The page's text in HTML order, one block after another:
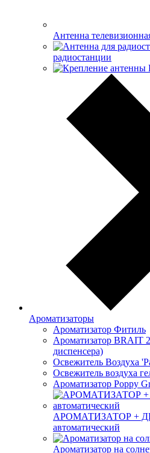
Антенна
радиостанции
Ароматизаторы
Ароматизатор Фитиль
Ароматизатор BRAIT
диспенсера)
Освежитель Воздуха
Освежитель воздуха
Ароматизатор Poppy
АРОМАТИЗАТОР +
автоматический
Ароматизатор на